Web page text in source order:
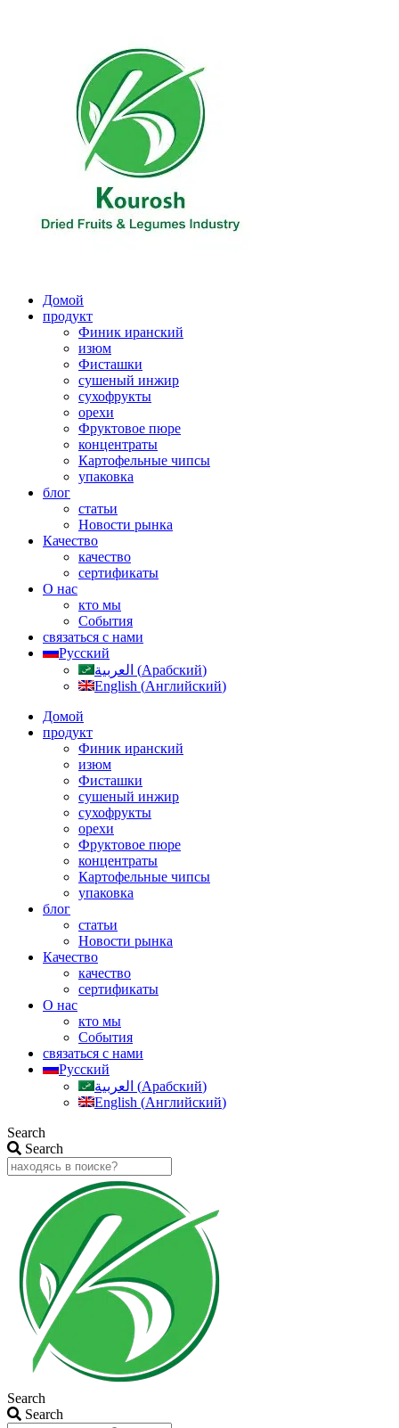
Домой
продукт
Финик иранский
изюм
Фисташки
сушеный инжир
сухофрукты
орехи
Фруктовое пюре
концентраты
Картофельные чипсы
упаковка
блог
статьи
Новости рынка
Качество
качество
сертификаты
О нас
кто мы
События
связаться с нами
Русский
العربية (Арабский)
English (Английский)
Домой
продукт
Финик иранский
изюм
Фисташки
сушеный инжир
сухофрукты
орехи
Фруктовое пюре
концентраты
Картофельные чипсы
упаковка
блог
статьи
Новости рынка
Качество
качество
сертификаты
О нас
кто мы
События
связаться с нами
Русский
العربية (Арабский)
English (Английский)
Search
Search
Search
Search